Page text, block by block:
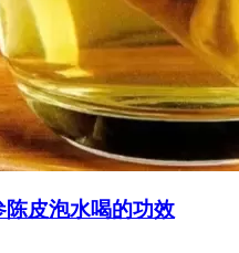
皮泡水喝的功效